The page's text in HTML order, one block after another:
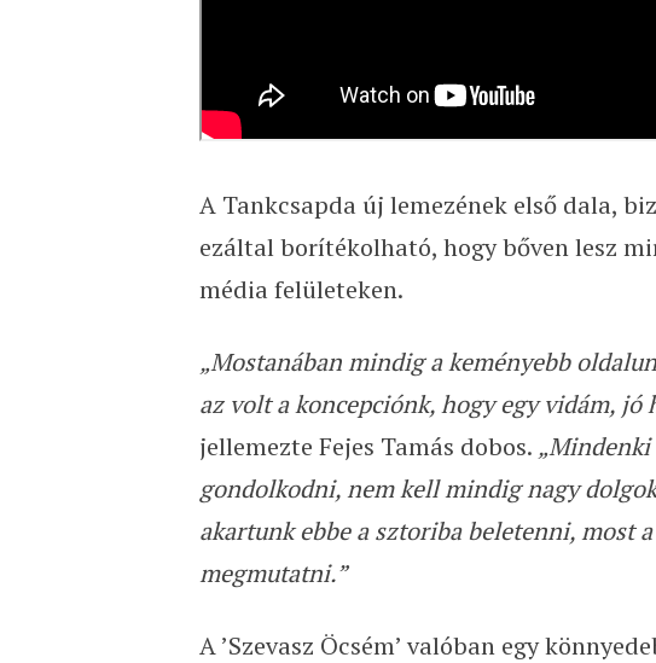
A Tankcsapda új lemezének első dala,
ezáltal borítékolható, hogy bőven lesz
média felületeken.
„Mostanában mindig a keményebb
az volt a koncepciónk, hogy egy vidám,
jellemezte Fejes Tamás dobos.
gondolkodni, nem kell mindig nagy
akartunk ebbe a sztoriba beletenni, most
megmutatni.”
A ’Szevasz Öcsém’ valóban egy